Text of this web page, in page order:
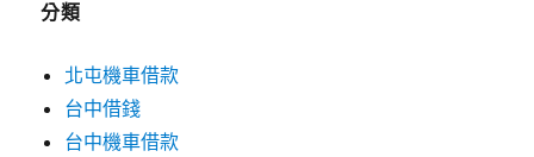
分類
北屯機車借款
台中借錢
台中機車借款